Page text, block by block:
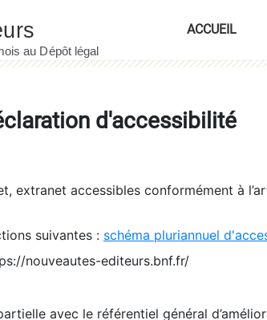
ACCUEIL
d'accessibilité
extranet accessibles conformément à
suivantes : schéma pluriannuel
nouveautes-editeurs.bnf.fr/
avec le référentiel général